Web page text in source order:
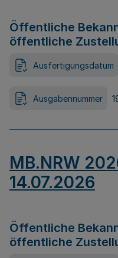
Öffentliche
öffentliche
Ausfertigungsdatum
Ausgabennummer
MB.NRW
14.07.2026
Öffentliche
öffentliche